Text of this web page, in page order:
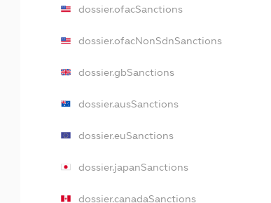
dossier.ofacSanctions
dossier.ofacNonSdnSanctions
dossier.gbSanctions
dossier.ausSanctions
dossier.euSanctions
dossier.japanSanctions
dossier.canadaSanctions